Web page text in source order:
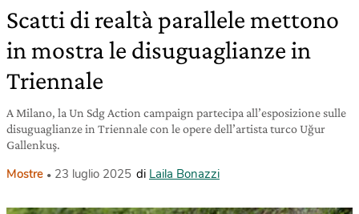
Scatti di realtà parallele mettono
in mostra le disuguaglianze in
Triennale
A Milano, la Un Sdg Action campaign partecipa all’esposizione sulle
disuguaglianze in Triennale con le opere dell’artista turco Uğur
Gallenkuş.
Mostre 23 luglio 2025 di Laila Bonazzi